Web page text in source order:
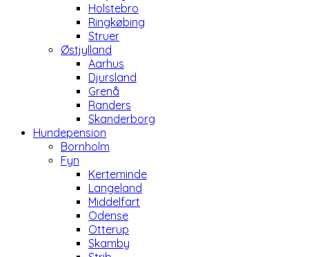
Holstebro
Ringkøbing
Struer
Østjylland
Aarhus
Djursland
Grenå
Randers
Skanderborg
Hundepension
Bornholm
Fyn
Kerteminde
Langeland
Middelfart
Odense
Otterup
Skamby